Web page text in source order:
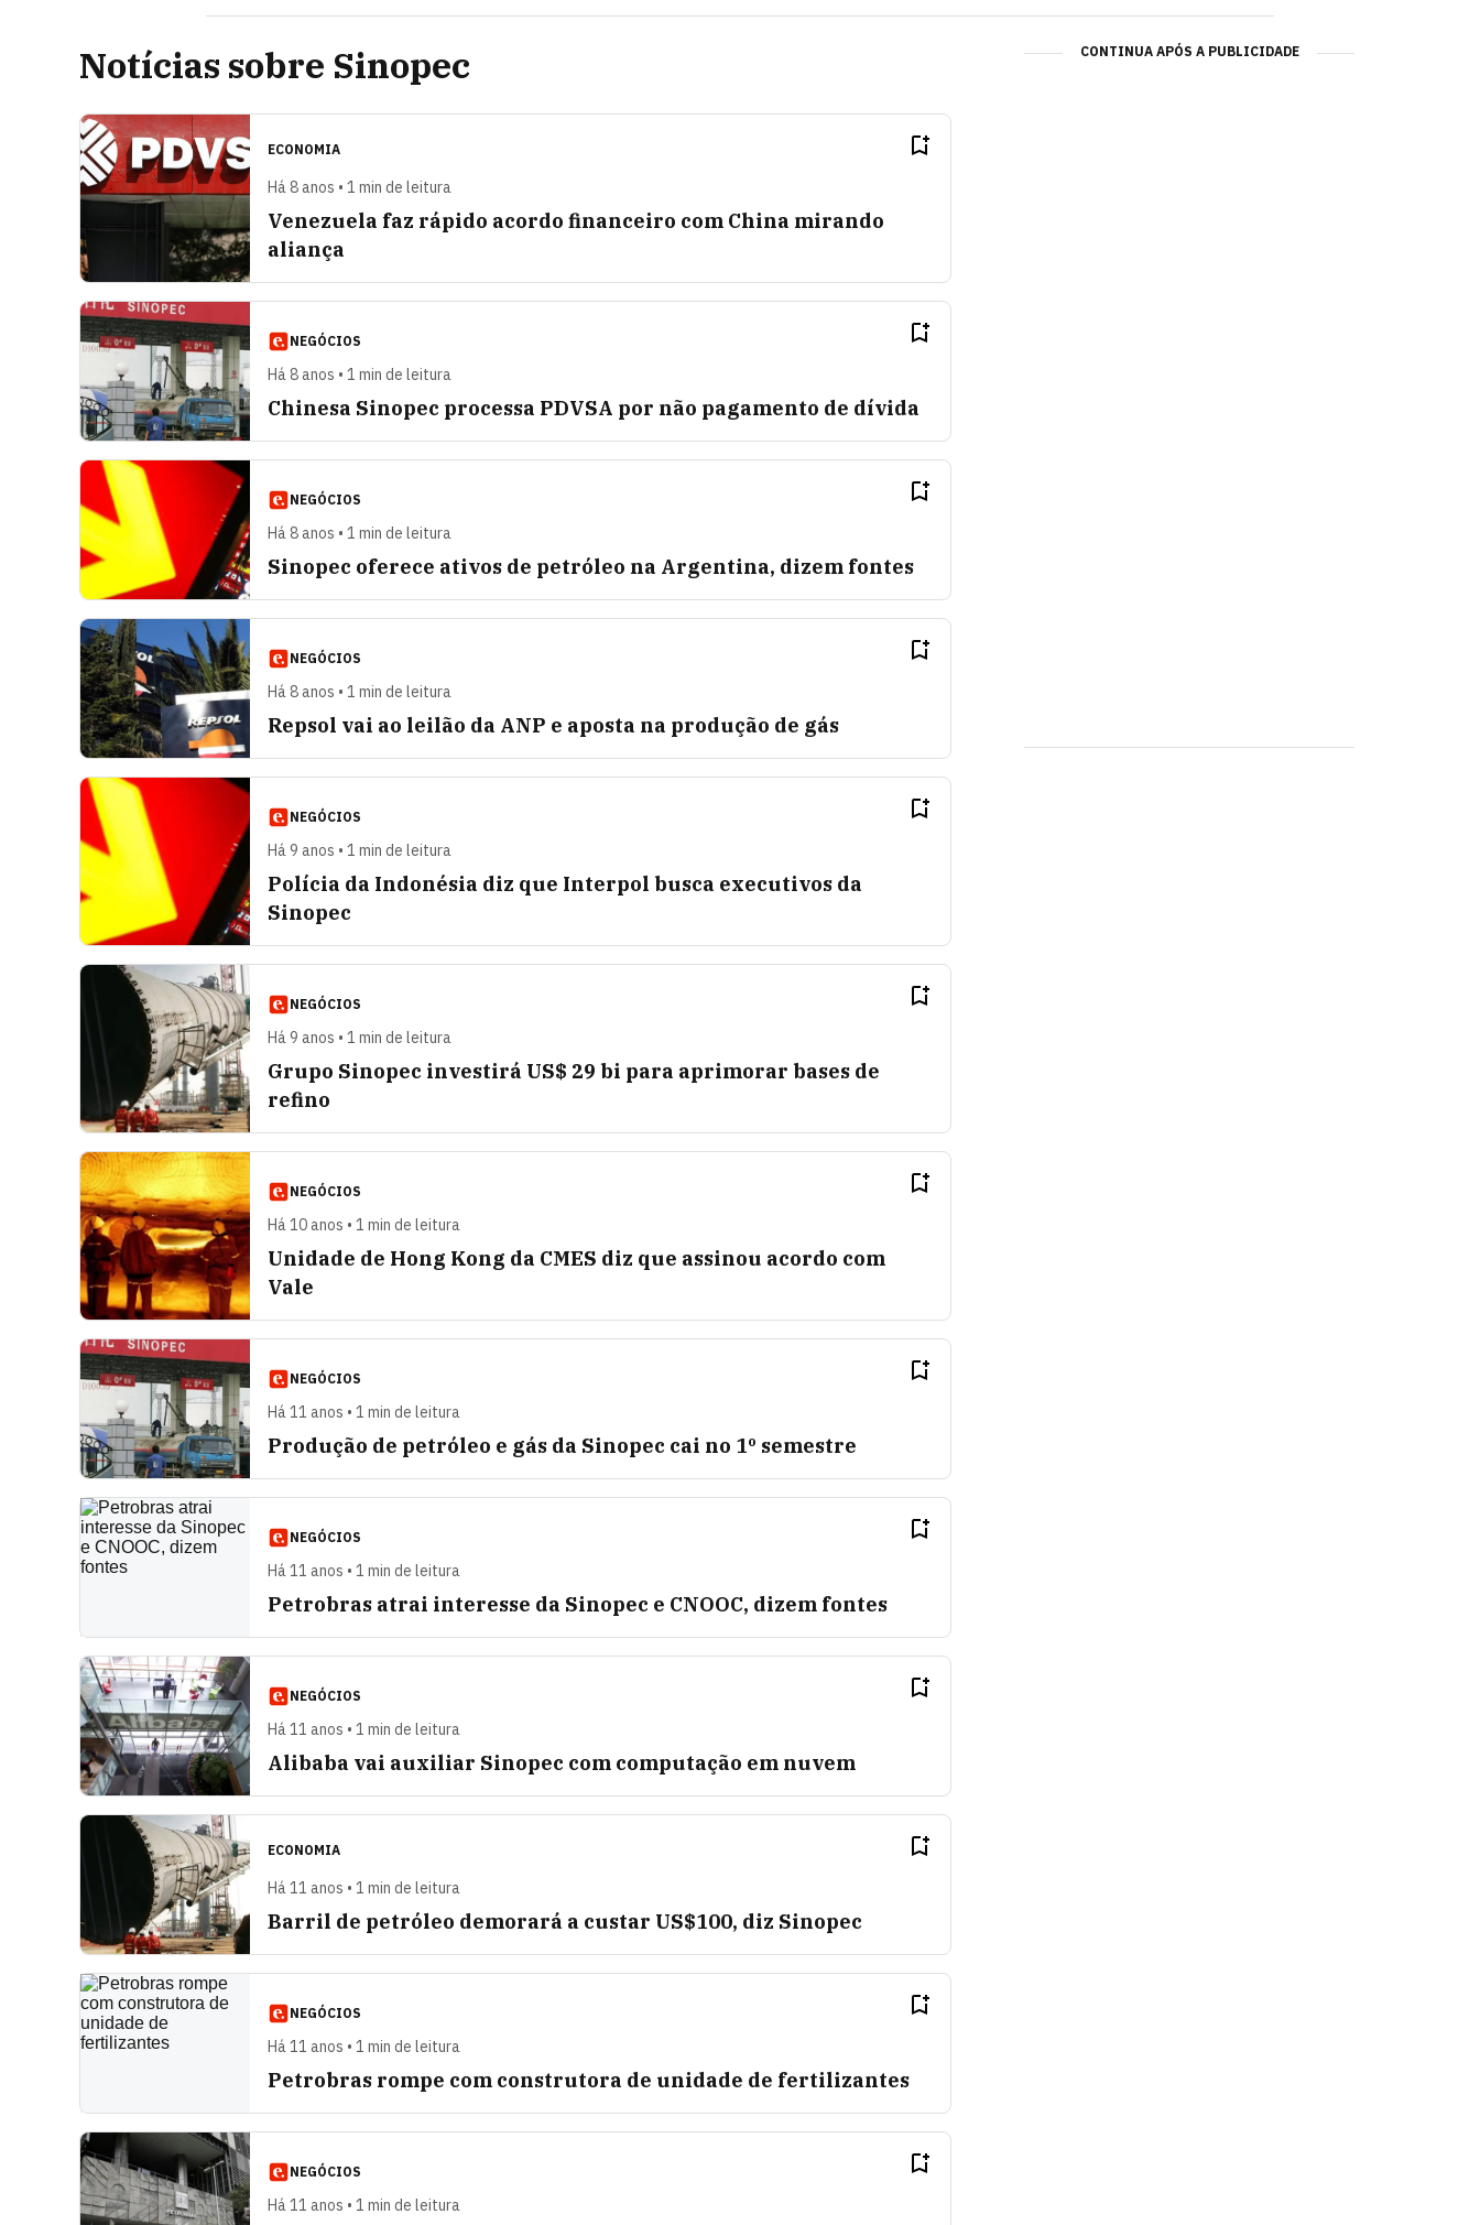
Notícias sobre Sinopec
ECONOMIA
Há 8 anos • 1 min de leitura
Venezuela faz rápido acordo financeiro com China mirando
aliança
NEGÓCIOS
Há 8 anos • 1 min de leitura
Chinesa Sinopec processa PDVSA por não pagamento de dívida
NEGÓCIOS
Há 8 anos • 1 min de leitura
Sinopec oferece ativos de petróleo na Argentina, dizem fontes
NEGÓCIOS
Há 8 anos • 1 min de leitura
Repsol vai ao leilão da ANP e aposta na produção de gás
NEGÓCIOS
Há 9 anos • 1 min de leitura
Polícia da Indonésia diz que Interpol busca executivos da
Sinopec
NEGÓCIOS
Há 9 anos • 1 min de leitura
Grupo Sinopec investirá US$ 29 bi para aprimorar bases de
refino
NEGÓCIOS
Há 10 anos • 1 min de leitura
Unidade de Hong Kong da CMES diz que assinou acordo com
Vale
NEGÓCIOS
Há 11 anos • 1 min de leitura
Produção de petróleo e gás da Sinopec cai no 1º semestre
NEGÓCIOS
Há 11 anos • 1 min de leitura
Petrobras atrai interesse da Sinopec e CNOOC, dizem fontes
NEGÓCIOS
Há 11 anos • 1 min de leitura
Alibaba vai auxiliar Sinopec com computação em nuvem
ECONOMIA
Há 11 anos • 1 min de leitura
Barril de petróleo demorará a custar US$100, diz Sinopec
NEGÓCIOS
Há 11 anos • 1 min de leitura
Petrobras rompe com construtora de unidade de fertilizantes
NEGÓCIOS
Há 11 anos • 1 min de leitura
CONTINUA APÓS A PUBLICIDADE